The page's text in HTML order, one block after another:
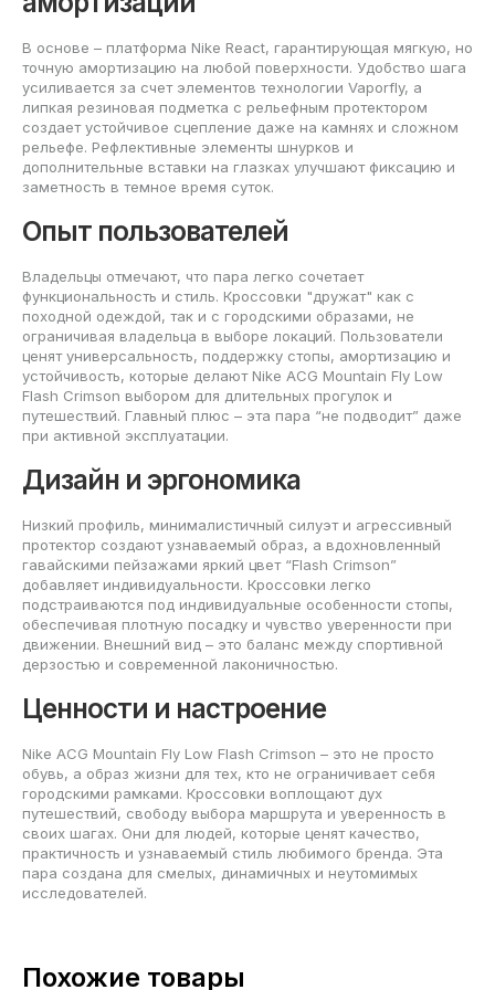
В основе – платформа Nike React, гарантирующая мягкую, но
точную амортизацию на любой поверхности. Удобство шага
усиливается за счет элементов технологии Vaporfly, а
липкая резиновая подметка с рельефным протектором
создает устойчивое сцепление даже на камнях и сложном
рельефе. Рефлективные элементы шнурков и
дополнительные вставки на глазках улучшают фиксацию и
заметность в темное время суток.
Опыт пользователей
Владельцы отмечают, что пара легко сочетает
функциональность и стиль. Кроссовки "дружат" как с
походной одеждой, так и с городскими образами, не
ограничивая владельца в выборе локаций. Пользователи
ценят универсальность, поддержку стопы, амортизацию и
устойчивость, которые делают Nike ACG Mountain Fly Low
Flash Crimson выбором для длительных прогулок и
путешествий. Главный плюс – эта пара “не подводит” даже
при активной эксплуатации.
Дизайн и эргономика
Низкий профиль, минималистичный силуэт и агрессивный
протектор создают узнаваемый образ, а вдохновленный
гавайскими пейзажами яркий цвет “Flash Crimson”
добавляет индивидуальности. Кроссовки легко
подстраиваются под индивидуальные особенности стопы,
обеспечивая плотную посадку и чувство уверенности при
движении. Внешний вид – это баланс между спортивной
дерзостью и современной лаконичностью.
Ценности и настроение
Nike ACG Mountain Fly Low Flash Crimson – это не просто
обувь, а образ жизни для тех, кто не ограничивает себя
городскими рамками. Кроссовки воплощают дух
путешествий, свободу выбора маршрута и уверенность в
своих шагах. Они для людей, которые ценят качество,
практичность и узнаваемый стиль любимого бренда. Эта
пара создана для смелых, динамичных и неутомимых
исследователей.
Похожие товары